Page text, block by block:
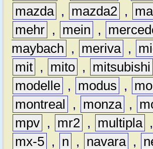
mazda , mazda2 ,
mehr , mein ,
maybach
, meriva ,
mit , mito , mitsubishi
modelle , modus ,
montreal
, monza ,
mpv , mr2 , multipla ,
mx-5 , n , navara ,